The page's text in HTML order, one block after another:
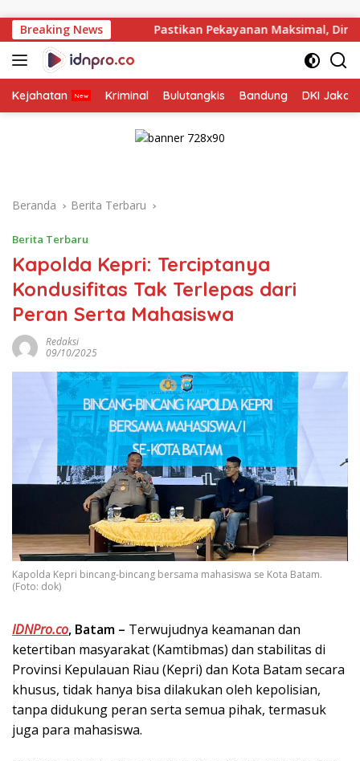
ke
konten
Breaking News
Pastikan Pekayanan Maksimal, Direksi Jasa Raharja
Kejahatan Kriminal Bulutangkis Bandung DKI
Beranda Berita Terbaru
Berita Terbaru
Kapolda Kepri: Terciptanya
Kondusifitas Tak Terlepas dari
Peran Serta Mahasiswa
Redaksi
09/10/2025
Kapolda Kepri bincang-bincang bersama mahasiswa se Kota Batam.
(Foto: dok)
IDNPro.co, Batam – Terwujudnya keamanan dan
ketertiban masyarakat (Kamtibmas) dan stabilitas di
Provinsi Kepulauan Riau (Kepri) dan Kota Batam secara
khusus, tidak hanya bisa dilakukan oleh kepolisian,
tanpa didukung peran serta semua pihak, termasuk
juga para mahasiswa.